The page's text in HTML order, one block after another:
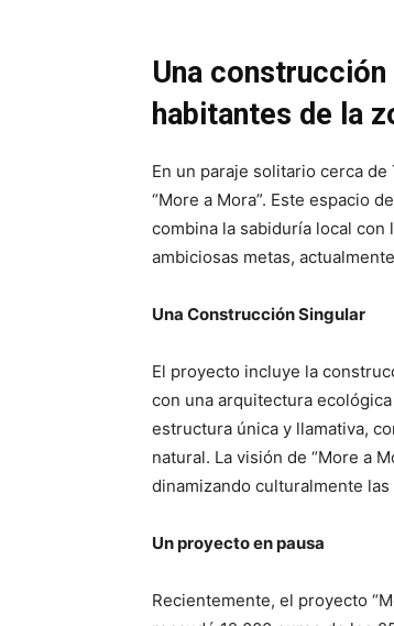
Una
habitantes de la
En un paraje solitario cerca
“More a Mora”. Este espacio
combina la sabiduría local
ambiciosas metas,
Una Construcción Singular
El proyecto incluye la
con una arquitectura
estructura única y llamativa,
natural. La visión de “More a
dinamizando culturalmente
Un proyecto en pausa
Recientemente, el proyecto